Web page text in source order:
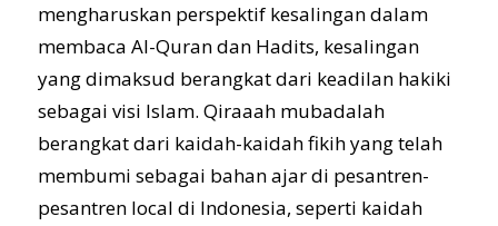
KIRIM TULISAN
KABAR
mengharuskan perspektif kesalingan dalam
membaca Al-Quran dan Hadits, kesalingan
yang dimaksud berangkat dari keadilan hakiki
sebagai visi Islam. Qiraaah mubadalah
berangkat dari kaidah-kaidah fikih yang telah
membumi sebagai bahan ajar di pesantren-
pesantren local di Indonesia, seperti kaidah